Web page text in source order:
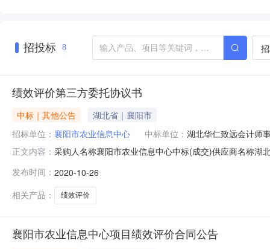
招投标 8
绩效评价第三方委托协议书
中标｜其他公告
湖北省｜襄阳市
招标单位： 襄阳市农业信息中心 中标单位： 湖北华仁致远会计师
正文内容： 采购人名称襄阳市农业信息中心中标(成交)供应商名称
发布时间： 2020-10-26
相关产品：
绩效评价
襄阳市农业信息中心项目绩效评价合同公告